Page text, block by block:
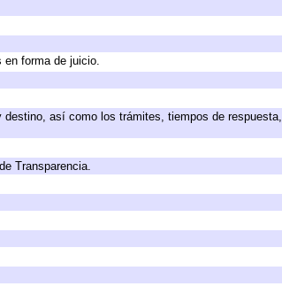
en forma de juicio.
así como los trámites, tiempos de respuesta,
Transparencia.